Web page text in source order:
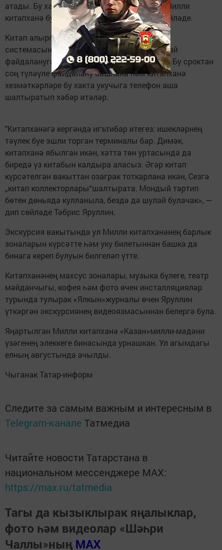
атады. Бу хакта ул «Ялкын»журналы өчен Милли
китапханә буенча экскурсия вакытында сөйләде.
Китап алырга теләүчеләр өчен китапханә
системасында шәхси кабинет ачыла. Бушлай
файдалануга китап ике атнага гына бирелә. Бу сроктан
соң түләүле файдалану башлана һәм китапханә
хезмәткәрләре бу хакта укучыга телефон аша
шалтыратып хәбәр итәләр.
"Китапханәгә кергәндә игътибар итегез: ишекләрнең
тәүлек буе эшли торган терминалы бар. Димәк,
китапханә ябылган икән, хәтта төн уртасында да
биредә үз китабын калдыра аласыз. Әгәр китап
күрсәтелгән вакыттан озаграк тоткарлана икән, Сезгә
„китап коллекторлары“шалтырата. Мондый тәртип
бөтен дөньяда кулланыла, бездә дә шулай булачак», —
дип сөйләде Тәбрис Яруллин.
Экскурсия вакытында ул Милли китапханәнең барлык
зоналарын күрсәтте һәм уку билетыннан башка да
бинага кереп булуын билгеләп үтте.
Китапханәнең махсус зоналары, музыка бүлеге, театр
мәйданчыгы, кофея һәм фото өчен инсталляцияләр
турында тулырак «Ялкын»журналы өчен Яруллин
үткәргән экскурсиянең видеоязмасыннан белергә була.
Яңартылган Милли китапханә «Казан»милли-мәдәни
үзәгенең элеккеге бинасында урнашкан. Ул агымдагы
елның августында ачылды.
Чыганак Татар-информ
Следите за самым важным и интересным в
Telegram-канале Татмедиа
Читайте новости Татарстана в
национальном мессенджере MАХ:
https://max.ru/tatmedia
Тагы да кызыклырак яңалыклар,
фото һәм видеолар «Шәһри
Чаллы»ның MAX